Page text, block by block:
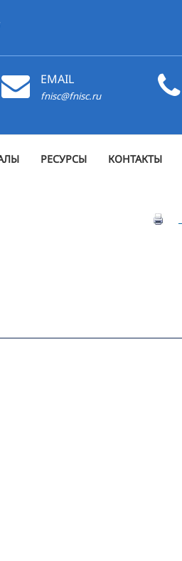
EMAIL
fnisc@fnisc.ru
РЕСУРСЫ КОНТАКТЫ